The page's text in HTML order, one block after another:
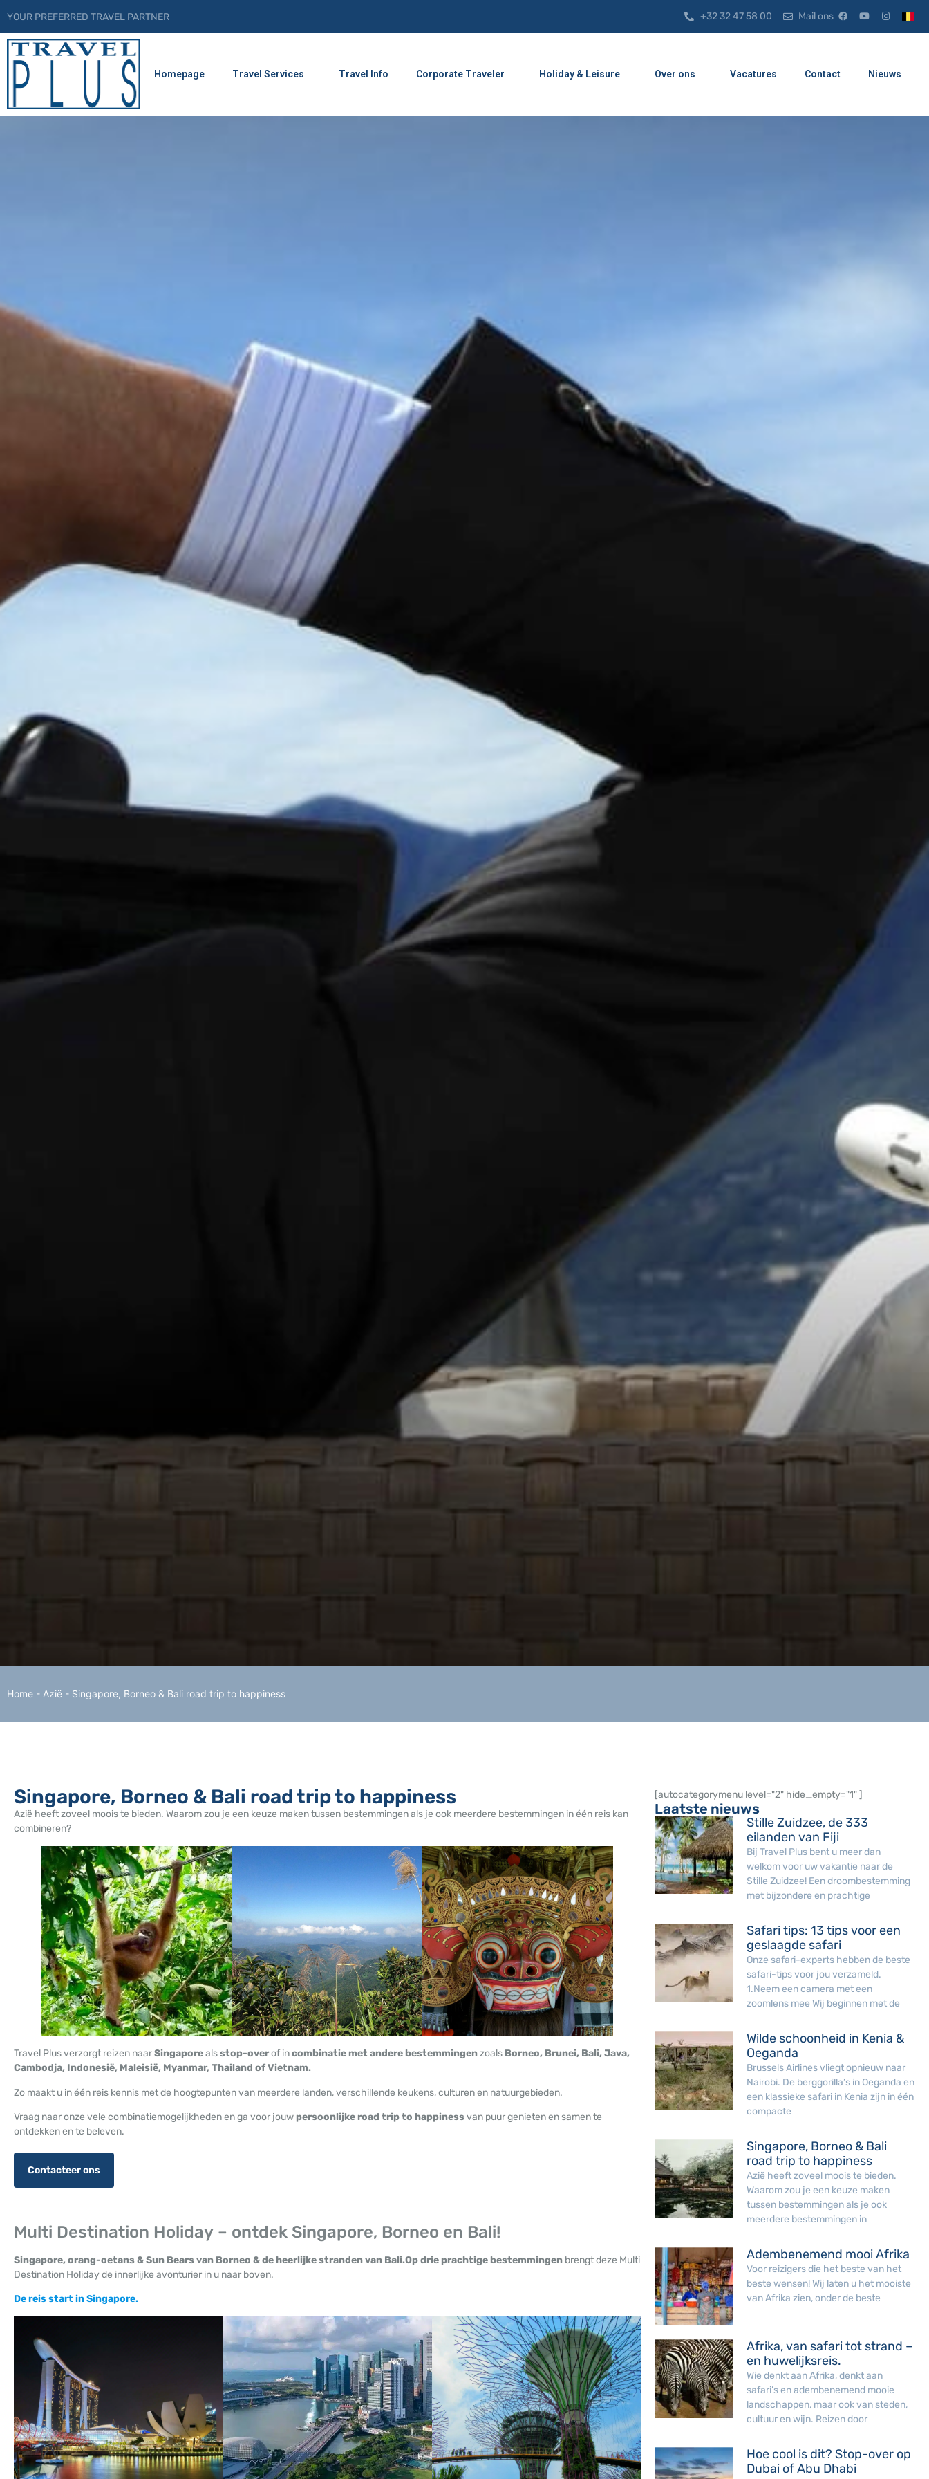
YOUR PREFERRED TRAVEL PARTNER +32 32 47 58 00 Mail ons
Homepage Travel Services Travel Info Corporate Traveler Holiday & Leisure Over ons Vacatures Contact Nieuws
Home - Azië - Singapore, Borneo & Bali road trip to happiness
Singapore, Borneo & Bali road trip to happiness
Azië heeft zoveel moois te bieden. Waarom zou je een keuze maken tussen bestemmingen als je ook meerdere bestemmingen in één reis kan
combineren?
Travel Plus verzorgt reizen naarSingaporealsstop-overof incombinatie met andere bestemmingenzoals Borneo, Brunei, Bali, Java,
Cambodja, Indonesië, Maleisië, Myanmar, Thailand of Vietnam.
Zo maakt u in één reis kennis met de hoogtepunten van meerdere landen, verschillende keukens, culturen en natuurgebieden.
Vraag naar onze vele combinatiemogelijkheden en ga voor jouw persoonlijke road trip to happinessvan puur genieten en samen te
ontdekken en te beleven.
Contacteer ons
Multi Destination Holiday – ontdek Singapore, Borneo en Bali!
Singapore, orang-oetans & Sun Bears van Borneo & de heerlijke stranden van Bali.Op drie prachtige bestemmingen brengt deze Multi
Destination Holiday de innerlijke avonturier in u naar boven.
De reis start in Singapore.
[autocategorymenu level="2" hide_empty="1" ]
Laatste nieuws
Stille Zuidzee, de 333
eilanden van Fiji
Bij Travel Plus bent u meer dan
welkom voor uw vakantie naar de
Stille Zuidzee! Een droombestemming
met bijzondere en prachtige
Safari tips: 13 tips voor een
geslaagde safari
Onze safari-experts hebben de beste
safari-tips voor jou verzameld.
1.Neem een camera met een
zoomlens mee Wij beginnen met de
Wilde schoonheid in Kenia &
Oeganda
Brussels Airlines vliegt opnieuw naar
Nairobi. De berggorilla’s in Oeganda en
een klassieke safari in Kenia zijn in één
compacte
Singapore, Borneo & Bali
road trip to happiness
Azië heeft zoveel moois te bieden.
Waarom zou je een keuze maken
tussen bestemmingen als je ook
meerdere bestemmingen in
Adembenemend mooi Afrika
Voor reizigers die het beste van het
beste wensen! Wij laten u het mooiste
van Afrika zien, onder de beste
Afrika, van safari tot strand –
en huwelijksreis.
Wie denkt aan Afrika, denkt aan
safari’s en adembenemend mooie
landschappen, maar ook van steden,
cultuur en wijn. Reizen door
Hoe cool is dit? Stop-over op
Dubai of Abu Dhabi